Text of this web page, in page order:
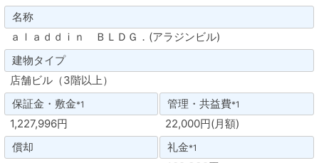
名称
ａｌａｄｄｉｎ ＢＬＤＧ．(アラジンビル)
建物タイプ
店舗ビル（3階以上）
保証金・敷金*1 管理・共益費*1
1,227,996円
22,000円(月額)
償却
礼金*1